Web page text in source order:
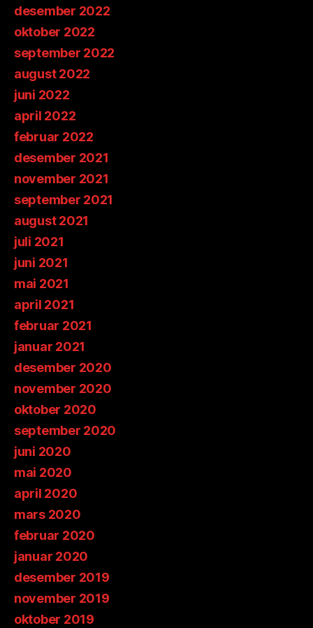
desember 2022
oktober 2022
september 2022
august 2022
juni 2022
april 2022
februar 2022
desember 2021
november 2021
september 2021
august 2021
juli 2021
juni 2021
mai 2021
april 2021
februar 2021
januar 2021
desember 2020
november 2020
oktober 2020
september 2020
juni 2020
mai 2020
april 2020
mars 2020
februar 2020
januar 2020
desember 2019
november 2019
oktober 2019